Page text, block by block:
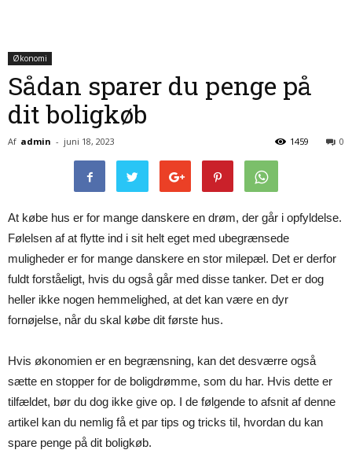
Økonomi
Sådan sparer du penge på
dit boligkøb
Af admin - juni 18, 2023 0
1459
At købe hus er for mange danskere en drøm, der går i opfyldelse.
Følelsen af at flytte ind i sit helt eget med ubegrænsede
muligheder er for mange danskere en stor milepæl. Det er derfor
fuldt forståeligt, hvis du også går med disse tanker. Det er dog
heller ikke nogen hemmelighed, at det kan være en dyr
fornøjelse, når du skal købe dit første hus.
Hvis økonomien er en begrænsning, kan det desværre også
sætte en stopper for de boligdrømme, som du har. Hvis dette er
tilfældet, bør du dog ikke give op. I de følgende to afsnit af denne
artikel kan du nemlig få et par tips og tricks til, hvordan du kan
spare penge på dit boligkøb.